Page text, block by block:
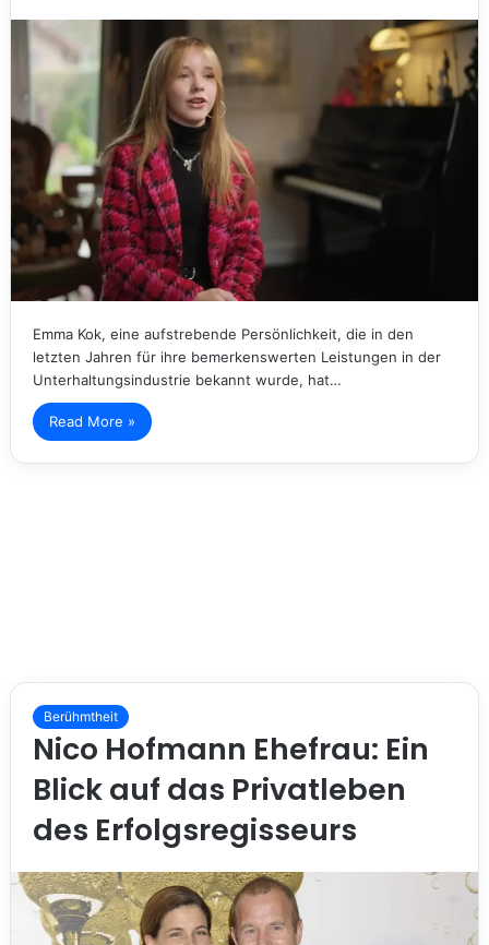
Emma Kok, eine aufstrebende Persönlichkeit, die in den
letzten Jahren für ihre bemerkenswerten Leistungen in der
Unterhaltungsindustrie bekannt wurde, hat…
Read More »
Berühmtheit
Nico Hofmann Ehefrau: Ein
Blick auf das Privatleben
des Erfolgsregisseurs